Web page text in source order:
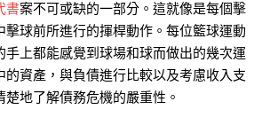
書案不可或缺的一部分。這就像是每個擊
擊球前所進行的揮桿動作。每位籃球運動
手上都能感覺到球場和球而做出的幾次運
的資產，與負債進行比較以及考慮收入支
楚地了解債務危機的嚴重性。